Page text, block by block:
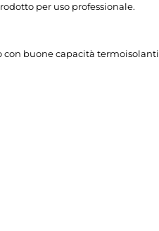
per uso professionale.
con buone capacità termoisolanti